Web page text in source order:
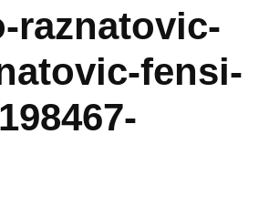
raznatovic-
fensi-